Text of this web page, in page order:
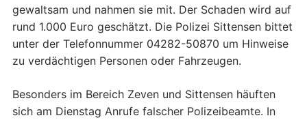
gewaltsam und nahmen sie mit. Der Schaden wird auf
rund 1.000 Euro geschätzt. Die Polizei Sittensen bittet
unter der Telefonnummer 04282-50870 um Hinweise
zu verdächtigen Personen oder Fahrzeugen.
Besonders im Bereich Zeven und Sittensen häuften
sich am Dienstag Anrufe falscher Polizeibeamte. In